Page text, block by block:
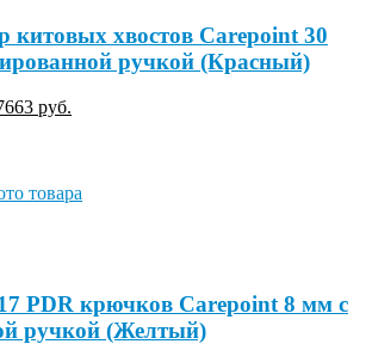
китовых хвостов Carepoint 30
ручкой (Красный)
руб.
PDR крючков Carepoint 8 мм с
ручкой (Желтый)